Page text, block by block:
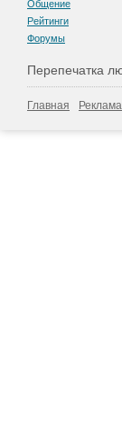
Общение
Рейтинги
Форумы
Перепечатка
Главная Реклама